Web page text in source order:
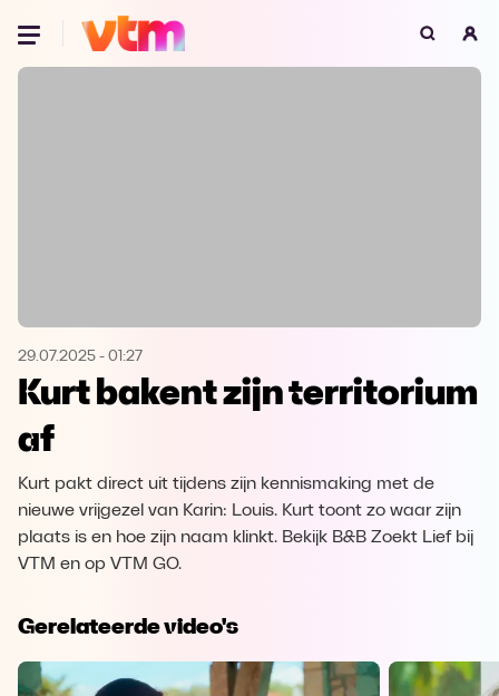
Oeps, browser niet ondersteund
Microsoft Edge Download
29.07.2025 - 01:27
Kurt bakent zijn territorium
af
Kurt pakt direct uit tijdens zijn kennismaking met de
nieuwe vrijgezel van Karin: Louis. Kurt toont zo waar zijn
plaats is en hoe zijn naam klinkt. Bekijk B&B Zoekt Lief bij
VTM en op VTM GO.
Gerelateerde video's